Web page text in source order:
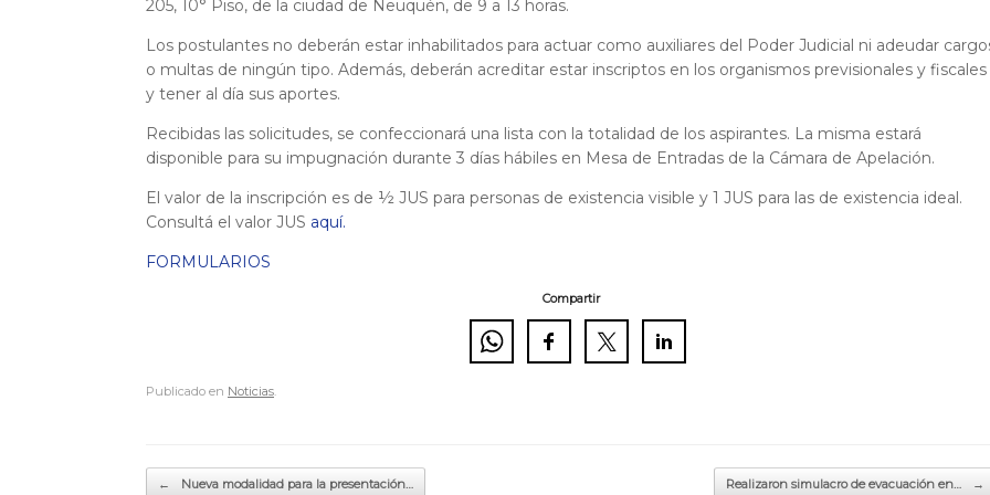
205, 10° Piso, de la ciudad de Neuquén, de 9 a 13 horas.
Los postulantes no deberán estar inhabilitados para actuar como auxiliares del Poder Judicial ni adeudar
o multas de ningún tipo. Además, deberán acreditar estar inscriptos en los organismos previsionales y fiscales
y tener al día sus aportes.
Recibidas las solicitudes, se confeccionará una lista con la totalidad de los aspirantes. La misma estará
disponible para su impugnación durante 3 días hábiles en Mesa de Entradas de la Cámara de Apelación.
El valor de la inscripción es de ½ JUS para personas de existencia visible y 1 JUS para las de existencia ideal.
Consultá el valor JUS aquí.
FORMULARIOS
Compartir
Publicado en Noticias
Navegador de artículos
← Nueva modalidad para la presentación… Realizaron simulacro de evacuación en… →